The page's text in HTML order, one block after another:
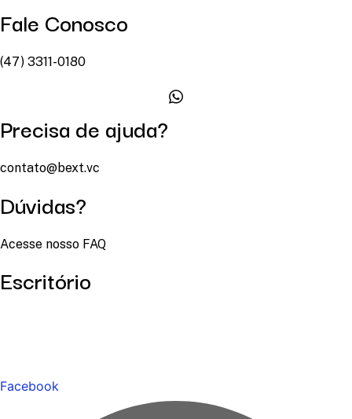
Fale Conosco
(47) 3311-0180
Precisa de ajuda?
contato@bext.vc
Dúvidas?
Acesse nosso FAQ
Escritório
Facebook